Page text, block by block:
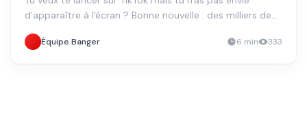
d'apparaître à l'écran ? Bonne nouvelle : des milliers de
mois sans jamais se filmer. On appelle ça le "faceless
Équipe Banger 6 min 333